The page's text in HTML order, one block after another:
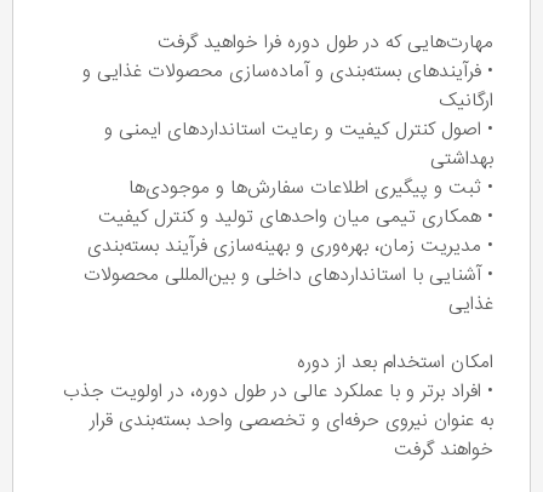
مهارت‌هایی که در طول دوره فرا خواهید گرفت
• فرآیندهای بسته‌بندی و آماده‌سازی محصولات غذایی و
ارگانیک
• اصول کنترل کیفیت و رعایت استانداردهای ایمنی و
بهداشتی
• ثبت و پیگیری اطلاعات سفارش‌ها و موجودی‌ها
• همکاری تیمی میان واحدهای تولید و کنترل کیفیت
• مدیریت زمان، بهره‌وری و بهینه‌سازی فرآیند بسته‌بندی
• آشنایی با استانداردهای داخلی و بین‌المللی محصولات
غذایی
امکان استخدام بعد از دوره
• افراد برتر و با عملکرد عالی در طول دوره، در اولویت جذب
به عنوان نیروی حرفه‌ای و تخصصی واحد بسته‌بندی قرار
خواهند گرفت